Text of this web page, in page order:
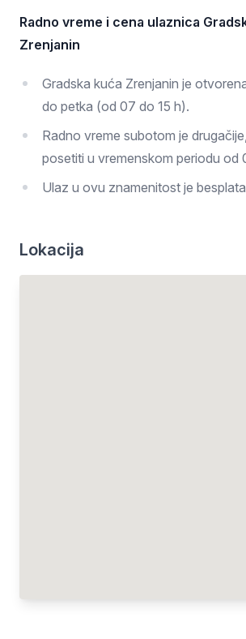
Radno vreme i cena ulaznica
Zrenjanin
Gradska kuća Zrenjanin je
do petka (od 07 do 15 h).
Radno vreme subotom je
posetiti u vremenskom periodu od
Ulaz u ovu znamenitost je
Lokacija